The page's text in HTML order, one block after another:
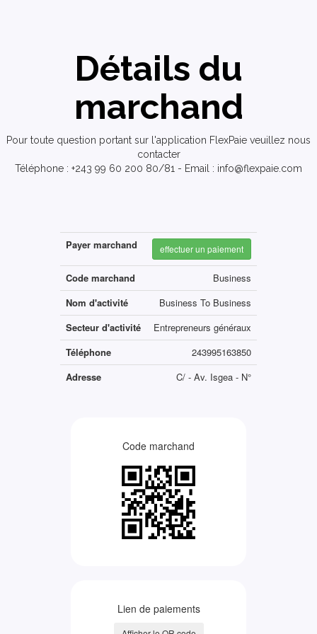
Détails du
marchand
Pour toute question portant sur l'application FlexPaie veuillez nous
contacter
Téléphone : +243 99 60 200 80/81 - Email : info@flexpaie.com
Payer marchand effectuer un paiement
Code marchand
Business
Nom d'activité
Business To Business
Secteur d'activité
Entrepreneurs généraux
Téléphone
243995163850
Adresse
C/ - Av. Isgea - N°
Code marchand
Lien de paiements